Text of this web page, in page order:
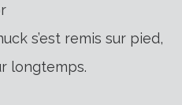
s’est remis sur pied,
longtemps.